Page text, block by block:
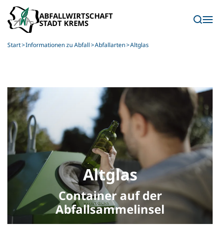
Skip to main content
Start Informationen zu Abfall Abfallarten Altglas
Altglas
Container auf der
Abfallsammelinsel